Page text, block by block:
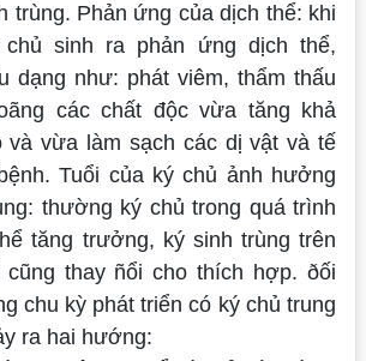
trùng. Phản ứng của dịch thể: khi
sinh ra phản ứng dịch thể,
dạng như: phát viêm, thẩm thấu
các chất độc vừa tăng khả
và vừa làm sạch các dị vật và tế
Tuổi của ký chủ ảnh hưởng
thường ký chủ trong quá trình
tăng trưởng, ký sinh trùng trên
thay ñổi cho thích hợp. ðối
chu kỳ phát triển có ký chủ trung
ra hai hướng: